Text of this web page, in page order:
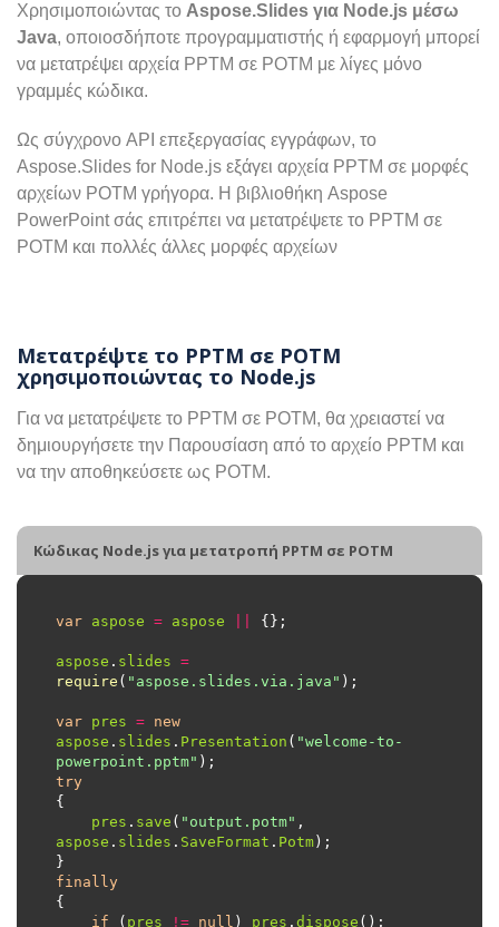
Χρησιμοποιώντας το Aspose.Slides για Node.js μέσω
Java, οποιοσδήποτε προγραμματιστής ή εφαρμογή μπορεί
να μετατρέψει αρχεία PPTM σε POTM με λίγες μόνο
γραμμές κώδικα.
Ως σύγχρονο API επεξεργασίας εγγράφων, το
Aspose.Slides for Node.js εξάγει αρχεία PPTM σε μορφές
αρχείων POTM γρήγορα. Η βιβλιοθήκη Aspose
PowerPoint σάς επιτρέπει να μετατρέψετε το PPTM σε
POTM και πολλές άλλες μορφές αρχείων
Μετατρέψτε το PPTM σε POTM
χρησιμοποιώντας το Node.js
Για να μετατρέψετε το PPTM σε POTM, θα χρειαστεί να
δημιουργήσετε την Παρουσίαση από το αρχείο PPTM και
να την αποθηκεύσετε ως POTM.
Κώδικας Node.js για μετατροπή PPTM σε POTM
var aspose = aspose
aspose . slides =
require ( "aspose.slides.via.java"
var pres = new
aspose . slides . Presentation ( "welcome-to-
powerpoint.pptm"
try
pres . save ( "output.potm"
aspose . slides . SaveFormat . Potm
finally
if ( pres != null ) pres . dispose